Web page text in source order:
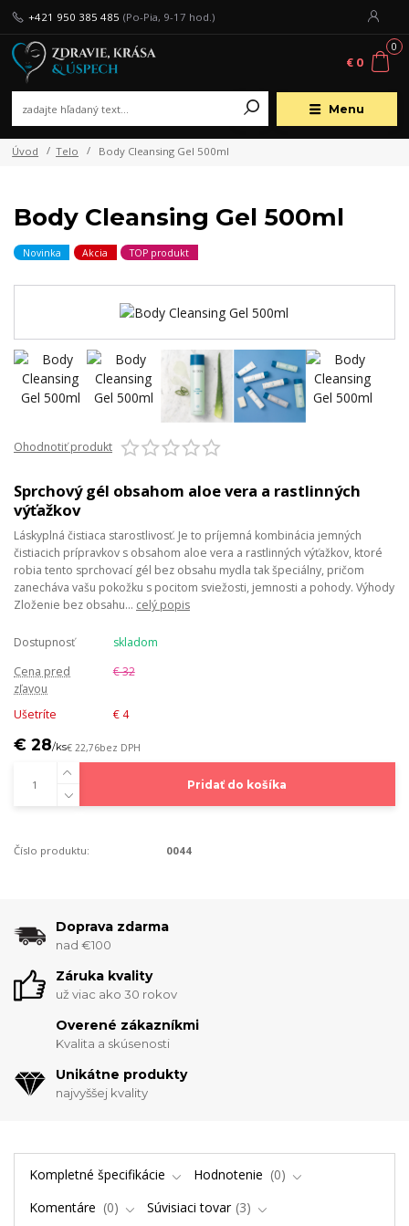
Menu
+421 950 385 485 (Po-Pia, 9-17 hod.)
0
€ 0
Úvod Telo Body Cleansing Gel 500ml
Body Cleansing Gel 500ml
Novinka Akcia TOP produkt
Ohodnotiť produkt
Sprchový gél obsahom aloe vera a rastlinných
výťažkov
Láskyplná čistiaca starostlivosť. Je to príjemná kombinácia jemných
čistiacich prípravkov s obsahom aloe vera a rastlinných výťažkov, ktoré
robia tento sprchovací gél bez obsahu mydla tak špeciálny, pričom
zanecháva vašu pokožku s pocitom sviežosti, jemnosti a pohody. Výhody
Zloženie bez obsahu... celý popis
Dostupnosť
skladom
Cena pred
zľavou
€ 32
Ušetríte € 4
€ 28/ks€ 22,76bez DPH
Pridať do košíka
Číslo produktu: 0044
Doprava zdarma
nad €100
Záruka kvality
už viac ako 30 rokov
Overené zákazníkmi
Kvalita a skúsenosti
Unikátne produkty
najvyššej kvality
Kompletné špecifikácie Hodnotenie
0
Komentáre
0 Súvisiaci tovar 3